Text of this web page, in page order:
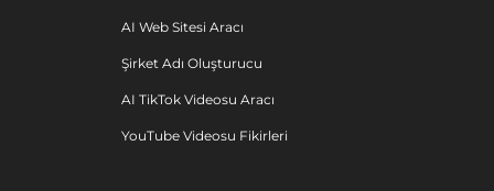
AI Web Sitesi Aracı
Şirket Adı Oluşturucu
AI TikTok Videosu Aracı
YouTube Videosu Fikirleri